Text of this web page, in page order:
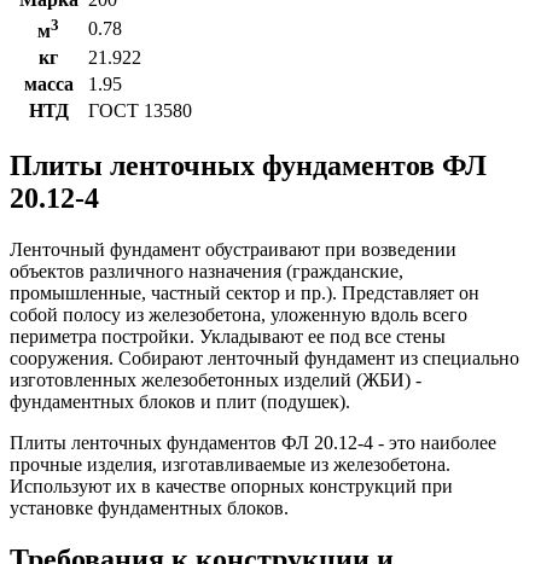
м3
0.78
кг
21.922
масса
1.95
НТД
ГОСТ 13580
Плиты ленточных фундаментов ФЛ
20.12-4
Ленточный фундамент обустраивают при возведении
объектов различного назначения (гражданские,
промышленные, частный сектор и пр.). Представляет он
собой полосу из железобетона, уложенную вдоль всего
периметра постройки. Укладывают ее под все стены
сооружения. Собирают ленточный фундамент из специально
изготовленных железобетонных изделий (ЖБИ) -
фундаментных блоков и плит (подушек).
Плиты ленточных фундаментов ФЛ 20.12-4 - это наиболее
прочные изделия, изготавливаемые из железобетона.
Используют их в качестве опорных конструкций при
установке фундаментных блоков.